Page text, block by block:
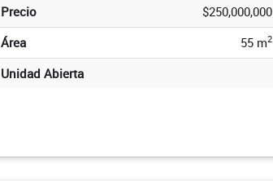
Precio
$250,000,000
Área
55 m2
Unidad Abierta